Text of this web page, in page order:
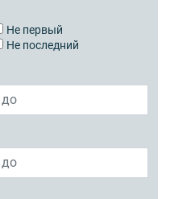
Не первый
Не последний